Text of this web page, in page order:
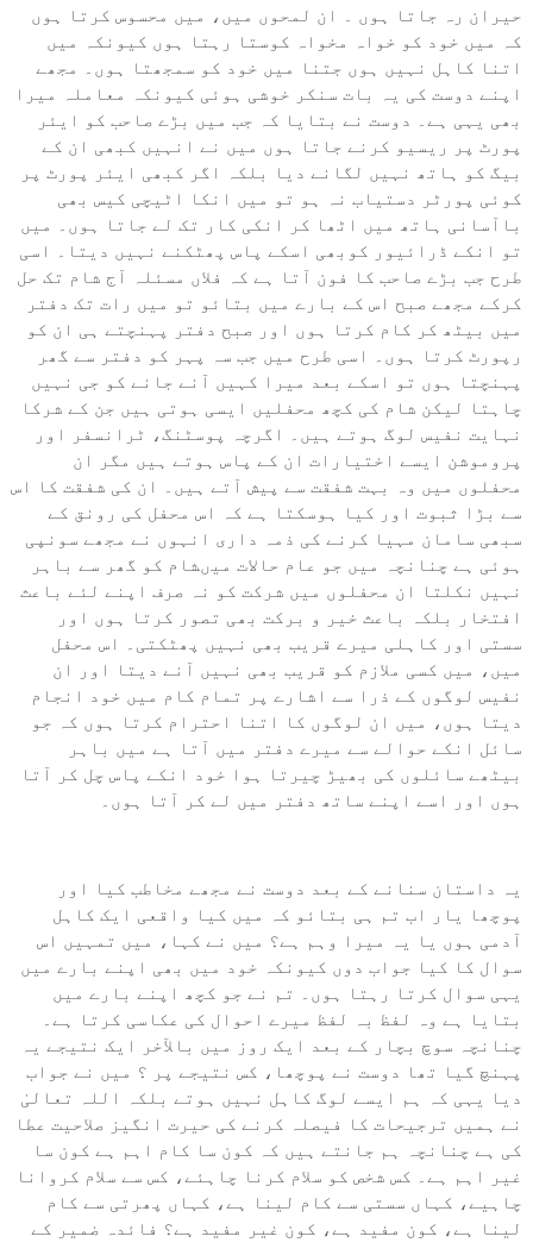
حیران رہ جاتا ہوں ۔ ان لمحوں میں، میں محسوس کرتا ہوں
کہ میں خود کو خواہ مخواہ کوستا رہتا ہوں کیونکہ میں
اتنا کاہل نہیں ہوں جتنا میں خود کو سمجھتا ہوں۔ مجھے
اپنے دوست کی یہ بات سنکر خوشی ہوئی کیونکہ معاملہ میرا
بھی یہی ہے۔ دوست نے بتایا کہ جب میں بڑے صاحب کو ایئر
پورٹ پر ریسیو کرنے جاتا ہوں میں نے انہیں کبھی ان کے
بیگ کو ہاتھ نہیں لگانے دیا بلکہ اگر کبھی ایئر پورٹ پر
کوئی پورٹر دستیاب نہ ہو تو میں انکا اٹیچی کیس بھی
باآسانی ہاتھ میں اٹھا کر انکی کار تک لے جاتا ہوں۔ میں
تو انکے ڈرائیور کوبھی اسکے پاس پھٹکنے نہیں دیتا۔ اسی
طرح جب بڑے صاحب کا فون آتا ہے کہ فلاں مسئلہ آج شام تک حل
کرکے مجھے صبح اس کے بارے میں بتائو تو میں رات تک دفتر
میں بیٹھ کر کام کرتا ہوں اور صبح دفتر پہنچتے ہی ان کو
رپورٹ کرتا ہوں۔ اسی طرح میں جب سہ پہر کو دفتر سے گھر
پہنچتا ہوں تو اسکے بعد میرا کہیں آنے جانے کو جی نہیں
چاہتا لیکن شام کی کچھ محفلیں ایسی ہوتی ہیں جن کے شرکا
نہایت نفیس لوگ ہوتے ہیں۔ اگرچہ پوسٹنگ، ٹرانسفر اور
پروموشن ایسے اختیارات ان کے پاس ہوتے ہیں مگر ان
محفلوں میں وہ بہت شفقت سے پیش آتے ہیں۔ ان کی شفقت کا اس
سے بڑا ثبوت اور کیا ہوسکتا ہے کہ اس محفل کی رونق کے
سبھی سامان مہیا کرنے کی ذمہ داری انہوں نے مجھے سونپی
ہوئی ہے چنانچہ میں جو عام حالات میںشام کو گھر سے باہر
نہیں نکلتا ان محفلوں میں شرکت کو نہ صرف اپنے لئے باعث
افتخار بلکہ باعث خیر و برکت بھی تصور کرتا ہوں اور
سستی اور کاہلی میرے قریب بھی نہیں پھٹکتی۔ اس محفل
میں، میں کسی ملازم کو قریب بھی نہیں آنے دیتا اور ان
نفیس لوگوں کے ذرا سے اشارے پر تمام کام میں خود انجام
دیتا ہوں، میں ان لوگوں کا اتنا احترام کرتا ہوں کہ جو
سائل انکے حوالے سے میرے دفتر میں آتا ہے میں باہر
بیٹھے سائلوں کی بھیڑ چیرتا ہوا خود انکے پاس چل کر آتا
ہوں اور اسے اپنے ساتھ دفتر میں لے کر آتا ہوں۔
یہ داستان سنانے کے بعد دوست نے مجھے مخاطب کیا اور
پوچھا یار اب تم ہی بتائو کہ میں کیا واقعی ایک کاہل
آدمی ہوں یا یہ میرا وہم ہے؟ میں نے کہا، میں تمہیں اس
سوال کا کیا جواب دوں کیونکہ خود میں بھی اپنے بارے میں
یہی سوال کرتا رہتا ہوں۔ تم نے جو کچھ اپنے بارے میں
بتایا ہے وہ لفظ بہ لفظ میرے احوال کی عکاسی کرتا ہے۔
چنانچہ سوچ بچار کے بعد ایک روز میں بالآخر ایک نتیجے یہ
پہنچ گیا تھا دوست نے پوچھا، کس نتیجے پر ؟ میں نے جواب
دیا یہی کہ ہم ایسے لوگ کاہل نہیں ہوتے بلکہ اللہ تعالیٰ
نے ہمیں ترجیحات کا فیصلہ کرنے کی حیرت انگیز صلاحیت عطا
کی ہے چنانچہ ہم جانتے ہیں کہ کون سا کام اہم ہے کون سا
غیر اہم ہے۔ کس شخص کو سلام کرنا چاہئے، کس سے سلام کروانا
چاہیے، کہاں سستی سے کام لینا ہے، کہاں پھرتی سے کام
لینا ہے، کون مفید ہے، کون غیر مفید ہے؟ فائدہ ضمیر کے